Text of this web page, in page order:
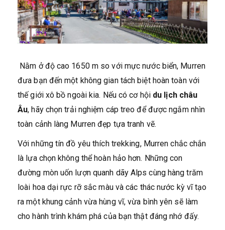
Nằm ở độ cao 1650 m so với mực nước biển, Murren
đưa bạn đến một không gian tách biệt hoàn toàn với
thế giới xô bồ ngoài kia. Nếu có cơ hội du lịch châu
Âu, hãy chọn trải nghiệm cáp treo để được ngắm nhìn
toàn cảnh làng Murren đẹp tựa tranh vẽ.
Với những tín đồ yêu thích trekking, Murren chắc chắn
là lựa chọn không thể hoàn hảo hơn. Những con
đường mòn uốn lượn quanh dãy Alps cùng hàng trăm
loài hoa dại rực rỡ sắc màu và các thác nước kỳ vĩ tạo
ra một khung cảnh vừa hùng vĩ, vừa bình yên sẽ làm
cho hành trình khám phá của bạn thật đáng nhớ đấy.